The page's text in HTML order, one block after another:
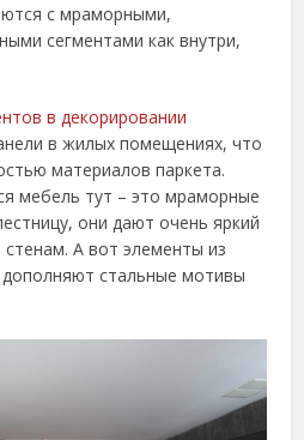
с мраморными,
сегментами как внутри,
в декорировании
в жилых помещениях, что
материалов паркета.
мебель тут – это мраморные
они дают очень яркий
А вот элементы из
стальные мотивы